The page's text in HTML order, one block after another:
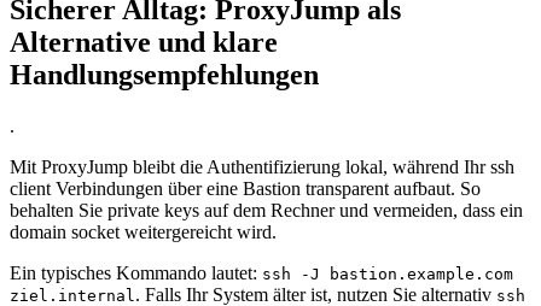
Sicherer Alltag: ProxyJump als
Alternative und klare
Handlungsempfehlungen
.
Mit ProxyJump bleibt die Authentifizierung lokal, während Ihr ssh
client Verbindungen über eine Bastion transparent aufbaut. So
behalten Sie private keys auf dem Rechner und vermeiden, dass ein
domain socket weitergereicht wird.
Ein typisches Kommando lautet: ssh -J bastion.example.com
ziel.internal . Falls Ihr System älter ist, nutzen Sie alternativ ssh